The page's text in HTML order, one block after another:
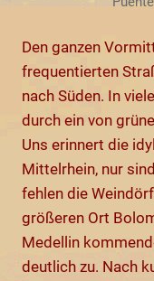
Den ganzen
frequentierten
nach Süden. In
durch ein von
Uns erinnert die
Mittelrhein, nur
fehlen die
größeren Ort
Medellin
deutlich zu. Nach